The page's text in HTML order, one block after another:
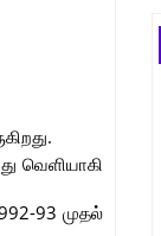
வெளியாகி
93 முதல்